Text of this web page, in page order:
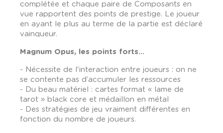
complétée et chaque paire de Composants en
vue rapportent des points de prestige. Le joueur
en ayant le plus au terme de la partie est déclaré
vainqueur.
Magnum Opus, les points forts...
- Nécessite de l'interaction entre joueurs : on ne
se contente pas d’accumuler les ressources
- Du beau matériel : cartes format « lame de
tarot » black core et médaillon en métal
- Des stratégies de jeu vraiment différentes en
fonction du nombre de joueurs.